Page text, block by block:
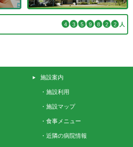
4 3 5 9 8 2 2 人
施設案内
・施設利用
・施設マップ
・食事メニュー
・近隣の病院情報